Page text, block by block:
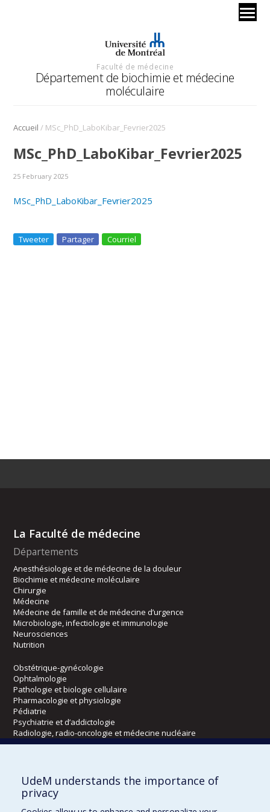
Faculté de médecine
Département de biochimie et médecine
moléculaire
Accueil / MSc_PhD_LaboKibar_Fevrier2025
MSc_PhD_LaboKibar_Fevrier2025
25 February 2025
MSc_PhD_LaboKibar_Fevrier2025
Tweeter Partager Courriel
La Faculté de médecine
Départements
Anesthésiologie et de médecine de la douleur
Biochimie et médecine moléculaire
Chirurgie
Médecine
Médecine de famille et de médecine d’urgence
Microbiologie, infectiologie et immunologie
Neurosciences
Nutrition
Obstétrique-gynécologie
Ophtalmologie
Pathologie et biologie cellulaire
Pharmacologie et physiologie
Pédiatrie
Psychiatrie et d’addictologie
Radiologie, radio-oncologie et médecine nucléaire
Écoles
Kinésiologie et des sciences de l’activité physique
Orthophonie et audiologie
UdeM understands the importance of
privacy